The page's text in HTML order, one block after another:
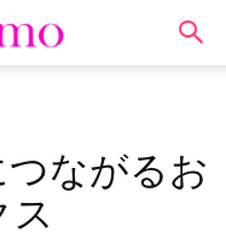
ながるお
ス